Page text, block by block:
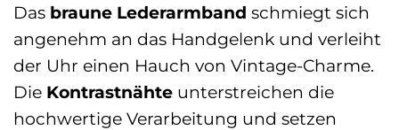
Das braune Lederarmband schmiegt sich
angenehm an das Handgelenk und verleiht
der Uhr einen Hauch von Vintage-Charme.
Die Kontrastnähte unterstreichen die
hochwertige Verarbeitung und setzen